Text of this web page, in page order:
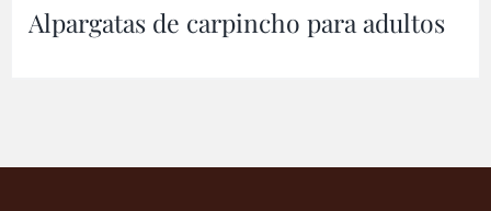
Alpargatas de carpincho para adultos